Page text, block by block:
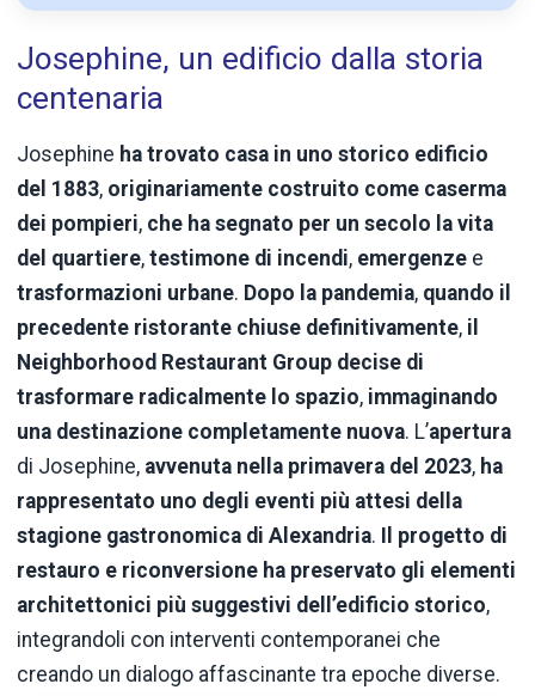
Josephine, un edificio dalla storia
centenaria
Josephine ha trovato casa in uno storico edificio
del 1883, originariamente costruito come caserma
dei pompieri, che ha segnato per un secolo la vita
del quartiere, testimone di incendi, emergenze e
trasformazioni urbane. Dopo la pandemia, quando il
precedente ristorante chiuse definitivamente, il
Neighborhood Restaurant Group decise di
trasformare radicalmente lo spazio, immaginando
una destinazione completamente nuova. L’apertura
di Josephine, avvenuta nella primavera del 2023, ha
rappresentato uno degli eventi più attesi della
stagione gastronomica di Alexandria. Il progetto di
restauro e riconversione ha preservato gli elementi
architettonici più suggestivi dell’edificio storico,
integrandoli con interventi contemporanei che
creando un dialogo affascinante tra epoche diverse.